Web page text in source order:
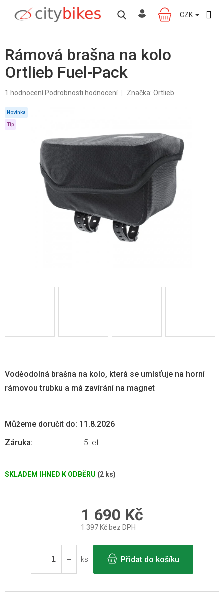
obsah
NÁKUPNÍ
KOŠÍK
CZK
Rámová brašna na kolo
Ortlieb Fuel-Pack
Průměrné
produktu
je
5,0
1 hodnocení Podrobnosti hodnocení Značka: Ortlieb
Novinka
Tip
SKLADEM IHNED K ODBĚRU (2 ks)
Můžeme doručit do: 11.8.2026
Záruka: 5 let
Voděodolná brašna na kolo, která se umísťuje na horní
rámovou trubku a má zavírání na magnet
1 690 Kč
1 397 Kč bez DPH
cena:
ks
Přidat do košíku